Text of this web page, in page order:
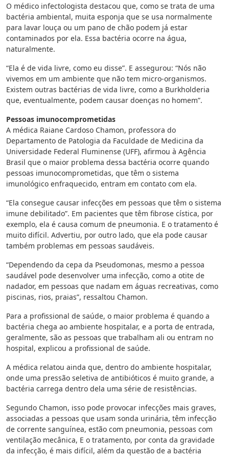
O médico infectologista destacou que, como se trata de uma
bactéria ambiental, muita esponja que se usa normalmente
para lavar louça ou um pano de chão podem já estar
contaminados por ela. Essa bactéria ocorre na água,
naturalmente.
“Ela é de vida livre, como eu disse”. E assegurou: “Nós não
vivemos em um ambiente que não tem micro-organismos.
Existem outras bactérias de vida livre, como a Burkholderia
que, eventualmente, podem causar doenças no homem”.
Pessoas imunocomprometidas
A médica Raiane Cardoso Chamon, professora do
Departamento de Patologia da Faculdade de Medicina da
Universidade Federal Fluminense (UFF), afirmou à Agência
Brasil que o maior problema dessa bactéria ocorre quando
pessoas imunocomprometidas, que têm o sistema
imunológico enfraquecido, entram em contato com ela.
“Ela consegue causar infecções em pessoas que têm o sistema
imune debilitado”. Em pacientes que têm fibrose cística, por
exemplo, ela é causa comum de pneumonia. E o tratamento é
muito difícil. Advertiu, por outro lado, que ela pode causar
também problemas em pessoas saudáveis.
“Dependendo da cepa da Pseudomonas, mesmo a pessoa
saudável pode desenvolver uma infecção, como a otite de
nadador, em pessoas que nadam em águas recreativas, como
piscinas, rios, praias”, ressaltou Chamon.
Para a profissional de saúde, o maior problema é quando a
bactéria chega ao ambiente hospitalar, e a porta de entrada,
geralmente, são as pessoas que trabalham ali ou entram no
hospital, explicou a profissional de saúde.
A médica relatou ainda que, dentro do ambiente hospitalar,
onde uma pressão seletiva de antibióticos é muito grande, a
bactéria carrega dentro dela uma série de resistências.
Segundo Chamon, isso pode provocar infecções mais graves,
associadas a pessoas que usam sonda urinária, têm infecção
de corrente sanguínea, estão com pneumonia, pessoas com
ventilação mecânica, E o tratamento, por conta da gravidade
da infecção, é mais difícil, além da questão de a bactéria